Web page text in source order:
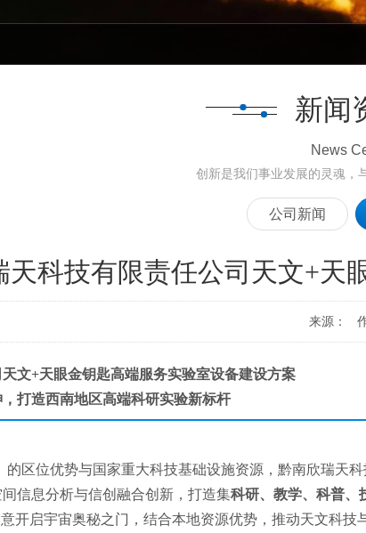
新闻
News
创新是我们事业发展的灵魂，
公司新闻
天科技有限责任公司天文+天
来源：
天文+天眼金钥匙高端服务实验室设备建设方案
打造西南地区高端科研实验新标杆
的区位优势与国家重大科技基础设施资源，黔南欣瑞
信息分析与信创融合创新，打造集科研、教学、科普、
开启宇宙奥秘之门，结合本地资源优势，推动天文科